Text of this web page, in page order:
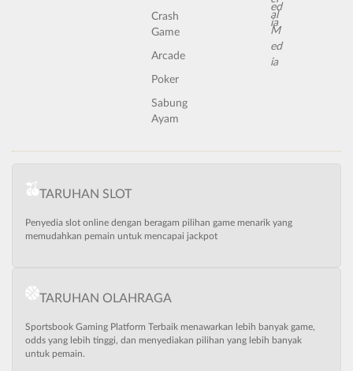
Crash
Game
Arcade
Poker
Sabung
Ayam
TARUHAN SLOT
Penyedia slot online dengan beragam pilihan game menarik yang
memudahkan pemain untuk mencapai jackpot
TARUHAN OLAHRAGA
Sportsbook Gaming Platform Terbaik menawarkan lebih banyak game,
odds yang lebih tinggi, dan menyediakan pilihan yang lebih banyak
untuk pemain.